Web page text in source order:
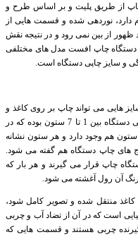
از طریق پلیت و بر اساس طرح و
دارد، نوردهی شده و قسمت هایی از
از بین نمی رود و در نتیجه نقش
دستگاه چاپ افست مدل های مختلفی
و سایز چاپی دستگاه است.
هایی می تواند چاپ بر روی کاغذ و
مقوا را انجام دهد یا پشتیبانی کند. ستون های رنگی دستگاه بین 1 تا 7 ستون بوده که در
حالت نرمال 4 ستون است و در موارد خاص تا 16 ستون هم وجود دارد و هر ستون نشانه
های چاپ دستگاه هم گفته می شود.
چاپ قرار می گیرند و هر بار که
رنگ آن رول آغشته می شود.
کاغذ منتقل شده و تصویر کامل شود،
است که در آن از تضاد آب و چربی
چربی هستند و قسمت هایی که